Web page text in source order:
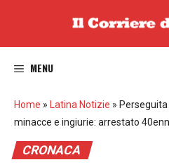
MENU
Home » Latina Notizie »
minacce e ingiurie: arrestato
CRONACA